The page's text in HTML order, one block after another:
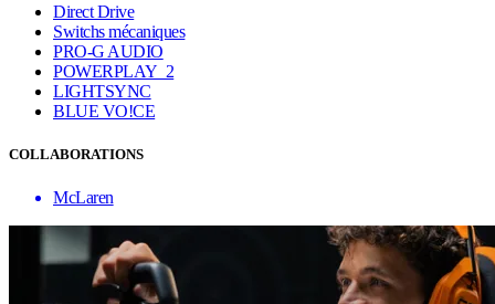
Direct Drive
Switchs mécaniques
PRO-G AUDIO
POWERPLAY 2
LIGHTSYNC
BLUE VO!CE
COLLABORATIONS
McLaren